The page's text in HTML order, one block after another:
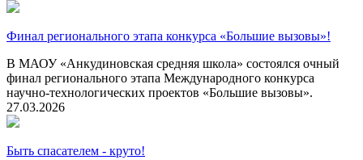
Финал регионального этапа конкурса «Большие вызовы»!
В МАОУ «Анкудиновская средняя школа» состоялся очный
финал регионального этапа Международного конкурса
научно-технологических проектов «Большие вызовы».
27.03.2026
Быть спасателем - круто!